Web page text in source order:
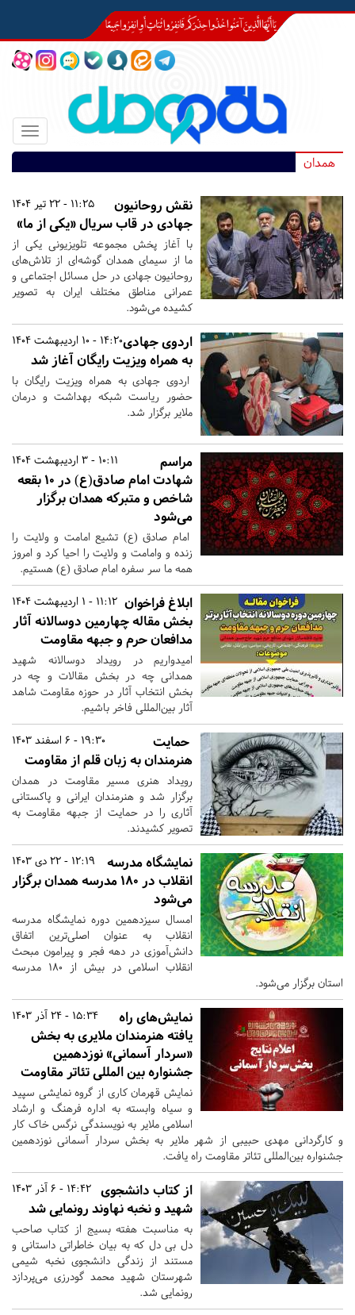
Toggle
همدان
11:25 - 22 تیر 1404
نقش روحانیون
جهادی در قاب سریال «یکی از ما»
با آغاز پخش مجموعه تلویزیونی یکی از
ما از سیمای همدان گوشه‌ای از تلاش‌های
روحانیون جهادی در حل مسائل اجتماعی و
عمرانی مناطق مختلف ایران به تصویر
کشیده می‌شود.
14:20 - 10 اردیبهشت 1404اردوی جهادی
به همراه ویزیت رایگان آغاز شد
اردوی جهادی به همراه ویزیت رایگان با
حضور ریاست شبکه بهداشت و درمان
ملایر برگزار شد.
10:11 - 3 اردیبهشت 1404
مراسم
شهادت امام صادق(ع) در ۱۰ بقعه
شاخص و متبرکه همدان برگزار
می‌شود
امام صادق (ع) تشیع امامت و ولایت را
زنده و وامامت و ولایت را احیا کرد و امروز
همه ما سر سفره امام صادق (ع) هستیم.
11:12 - 1 اردیبهشت 1404 ابلاغ فراخوان
بخش مقاله چهارمین دوسالانه آثار
مدافعان حرم و جبهه مقاومت
اميدواريم در رویداد دوسالانه شهید
همدانی چه در بخش مقالات و چه در
بخش انتخاب آثار در حوزه مقاومت شاهد
آثار بین‌المللی فاخر باشیم.
19:30 - 6 اسفند 1403
حمایت
هنرمندان به زبان قلم از مقاومت
رویداد هنری مسیر مقاومت در همدان
برگزار شد و هنرمندان ایرانی و پاکستانی
آثاری را در حمایت از جبهه مقاومت به
تصویر کشیدند.
12:19 - 22 دی 1403
نمایشگاه مدرسه
انقلاب در ۱۸۰ مدرسه همدان برگزار
می‌شود
امسال سیزدهمین دوره نمایشگاه مدرسه
انقلاب به عنوان اصلی‌ترین اتفاق
دانش‌آموزی در دهه فجر و پیرامون مبحث
انقلاب اسلامی در بیش از ۱۸۰ مدرسه
استان برگزار می‌شود.
15:34 - 24 آذر 1403
نمایش‌های راه
یافته هنرمندان ملایری به بخش
«سردار آسمانی» نوزدهمین
جشنواره بین المللی تئاتر مقاومت
نمایش قهرمان کاری از گروه نمایشی سپید
و سیاه وابسته به اداره فرهنگ و ارشاد
اسلامی ملایر به نویسندگی نرگس خاک کار
و کارگردانی مهدی حبیبی از شهر ملایر به بخش سردار آسمانی نوزدهمین
جشنواره بین‌المللی تئاتر مقاومت راه یافت.
14:42 - 6 آذر 1403
از کتاب دانشجوی
شهید و نخبه نهاوند رونمایی شد
به مناسبت هفته بسیج از کتاب صاحب
دل بی دل که به بیان خاطراتی داستانی و
مستند از زندگی دانشجوی نخبه شیمی
شهرستان شهید محمد گودرزی می‌پردازد
رونمایی شد.